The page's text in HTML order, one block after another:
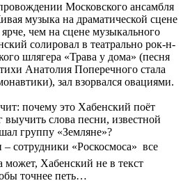
Московского ансамбля
музыка на драматической сцене
чем на сцене музыкального
солировал в театрально рок-н-
шлягера «Трава у дома» (песня
Анатолия Поперечного стала
зал взорвался овациями.
почему это Хабенский поёт
слова песни, известной
группу «Земляне»?
сотрудники «Роскосмоса»  все
может, Хабенский не в текст
точнее петь…